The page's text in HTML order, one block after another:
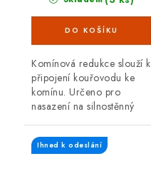
Komínová redukce slouží k
připojení kouřovodu ke
komínu. Určeno pro
nasazení na silnostěnný
mm. Průměr komína 160
mm. Délka redukce 80
Ihned k odeslání